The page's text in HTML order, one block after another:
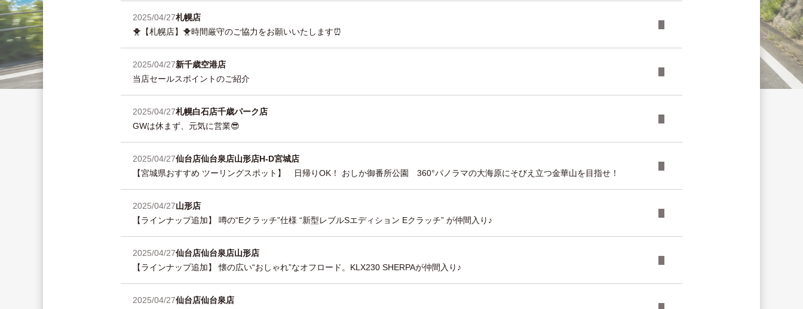
2025/04/27札幌店
🐥【札幌店】🐥時間厳守のご協力をお願いいたします⏰
2025/04/27新千歳空港店
当店セールスポイントのご紹介
2025/04/27札幌白石店千歳パーク店
GWは休まず、元気に営業😎
2025/04/27仙台店仙台泉店山形店H-D宮城店
【宮城県おすすめ ツーリングスポット】 日帰りOK！ おしか御番所公園 360°パノラマの大海原にそびえ立つ金華山を目指せ！
2025/04/27山形店
【ラインナップ追加】 噂の“Eクラッチ”仕様 “新型レブルSエディション Eクラッチ” が仲間入り♪
2025/04/27仙台店仙台泉店山形店
【ラインナップ追加】 懐の広い“おしゃれ”なオフロード。KLX230 SHERPAが仲間入り♪
2025/04/27仙台店仙台泉店